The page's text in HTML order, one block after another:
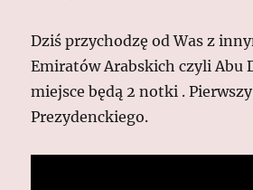
Dziś przychodzę od Was z
Emiratów Arabskich czyli Abu
miejsce będą 2 notki .
Prezydenckiego.